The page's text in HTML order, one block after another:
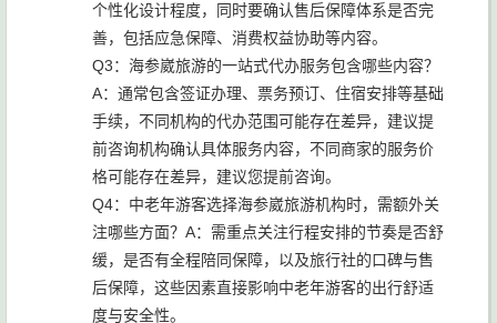
个性化设计程度，同时要确认售后保障体系是否完
善，包括应急保障、消费权益协助等内容。
Q3：海参崴旅游的一站式代办服务包含哪些内容？
A：通常包含签证办理、票务预订、住宿安排等基础
手续，不同机构的代办范围可能存在差异，建议提
前咨询机构确认具体服务内容，不同商家的服务价
格可能存在差异，建议您提前咨询。
Q4：中老年游客选择海参崴旅游机构时，需额外关
注哪些方面？A：需重点关注行程安排的节奏是否舒
缓，是否有全程陪同保障，以及旅行社的口碑与售
后保障，这些因素直接影响中老年游客的出行舒适
度与安全性。